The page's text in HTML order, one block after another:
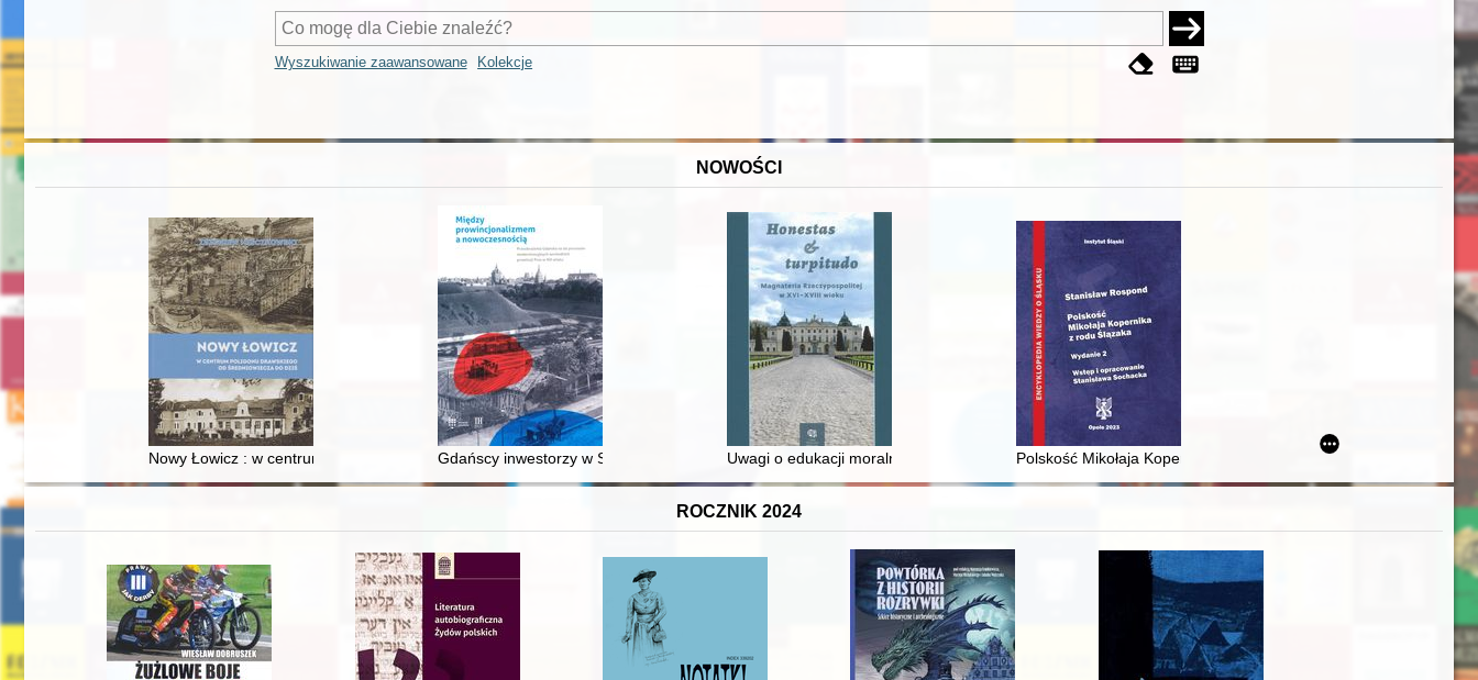
Wyszukiwanie zaawansowane Kolekcje
NOWOŚCI
Nowy Łowicz : w centrum poligonu drawskiego od średniowiecza do dziśGdańscy inwestorzy w Sopocie : prestiż finansowy i towarzyski lokalnego mieszczaństwa w 2. poł. XIX w
Uwagi o edukacji moralnej synów szlacheckich w XVI-wiecznej Rzeczypospolitej
Polskość Mikołaja Kopernika z rodu Ślązaka
ROCZNIK 2024